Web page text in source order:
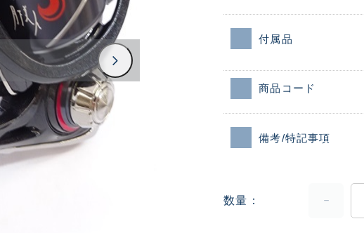
付属品
商品コード
備考/特記事項
数量